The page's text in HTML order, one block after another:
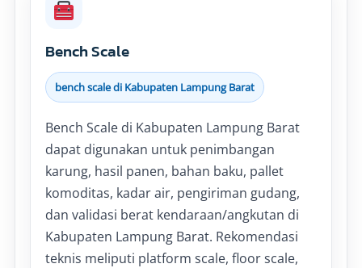
Bench Scale
bench scale di Kabupaten Lampung Barat
Bench Scale di Kabupaten Lampung Barat
dapat digunakan untuk penimbangan
karung, hasil panen, bahan baku, pallet
komoditas, kadar air, pengiriman gudang,
dan validasi berat kendaraan/angkutan di
Kabupaten Lampung Barat. Rekomendasi
teknis meliputi platform scale, floor scale,